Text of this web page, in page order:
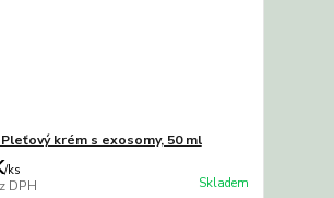
krém s exosomy, 50 ml
/ks
DPH Skladem